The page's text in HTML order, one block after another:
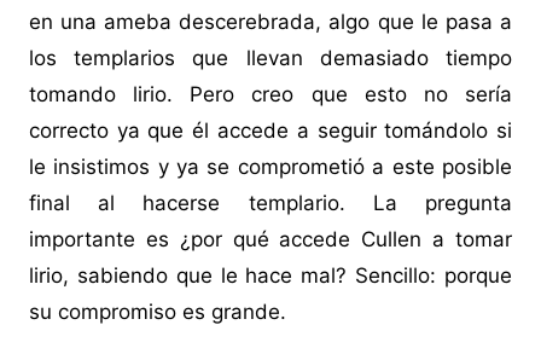
en una ameba descerebrada, algo que le pasa a
los templarios que llevan demasiado tiempo
tomando lirio. Pero creo que esto no sería
correcto ya que él accede a seguir tomándolo si
le insistimos y ya se comprometió a este posible
final al hacerse templario. La pregunta
importante es ¿por qué accede Cullen a tomar
lirio, sabiendo que le hace mal? Sencillo: porque
su compromiso es grande.